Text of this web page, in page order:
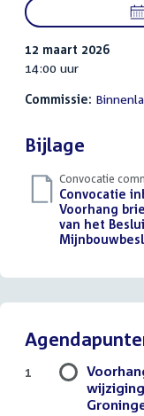
12 maart 2026
14:00 uur
Commissie:
Bijlage
Convocatie
Download
bestand:
Convocatie
Voorhang
van het
1